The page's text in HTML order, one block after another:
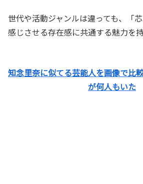
世代や活動ジャンルは違っても、「
感じさせる存在感に共通する魅力を持
知念里奈に似てる芸能人を画像で比
が何人もいた